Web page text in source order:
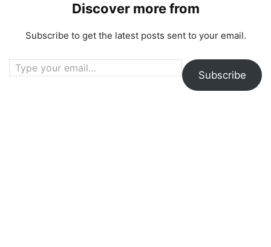
Discover more from
Subscribe to get the latest posts sent to your email.
Type your email…
Subscribe